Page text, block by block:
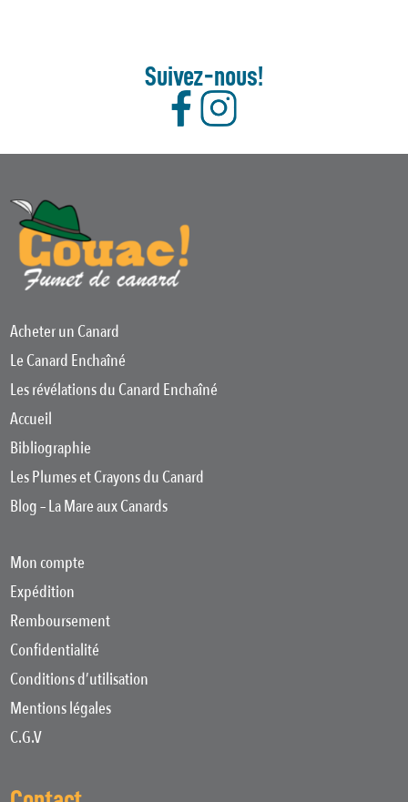
Suivez-nous!
Acheter un Canard
Le Canard Enchaîné
Les révélations du Canard Enchaîné
Accueil
Bibliographie
Les Plumes et Crayons du Canard
Blog – La Mare aux Canards
Mon compte
Expédition
Remboursement
Confidentialité
Conditions d’utilisation
Mentions légales
C.G.V